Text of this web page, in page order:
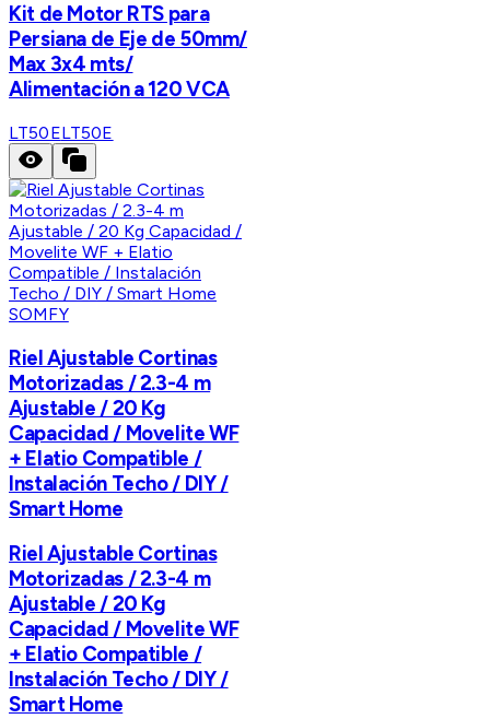
Kit de Motor RTS para
Persiana de Eje de 50mm/
Max 3x4 mts/
Alimentación a 120 VCA
LT50ELT50E
SOMFY
Riel Ajustable Cortinas
Motorizadas / 2.3-4 m
Ajustable / 20 Kg
Capacidad / Movelite WF
+ Elatio Compatible /
Instalación Techo / DIY /
Smart Home
Riel Ajustable Cortinas
Motorizadas / 2.3-4 m
Ajustable / 20 Kg
Capacidad / Movelite WF
+ Elatio Compatible /
Instalación Techo / DIY /
Smart Home